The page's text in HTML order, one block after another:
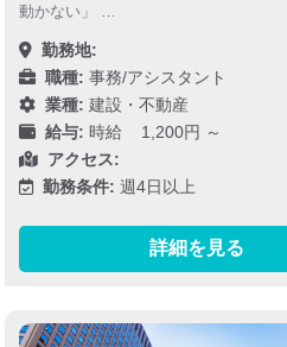
動かない」 …
勤務地:
職種: 事務/アシスタント
業種: 建設・不動産
給与: 時給 1,200円 ～
アクセス:
勤務条件: 週4日以上
詳細を見る